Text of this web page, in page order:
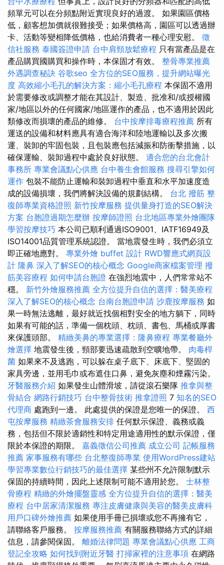
頻單元可以在分頻點附近實現良好的過渡。 如果園區價格
低，顧客想加價就很難接受；如果價格高，園區可以透過辦
卡、活動等變相降低價格，也給消費者一種心理安慰。 徵
信社服務 泰國簽證申請 台中肩頸放鬆療程 只有當產品是在
產品購買國購買和操作時，本保固才有效。 整骨專業推薦
外遇調查秘訣 谷歌seo 全方位的SEO服務，提升網站曝光
度 高效縮小毛孔的解決方案：縮小毛孔療程 本保固不適用
於需要修改或調整才能在其設計、製造、批准和/或授權國
家/地區以外的任何國家/地區運作的產品，也不適用於因此
類修改而損壞的產品的維修。 台中按摩排毒療程推薦 所有
運送的設備和材料應具有適合海洋和陸地運輸以及多次搬
運、裝卸的牢固包裝，且包裝應包括減振和防衝擊措施，以
確保運輸、裝卸過程中處於良好狀態。 適合您的台北會計
事務所 專業會議點心供應 台中養生會館服務 搜尋引擎如何
運作 包裝不能防止運輸和裝卸過程中垂直和水平加速度造
成的設備損壞，我們將解決設備的規劃結構。 台北 撥筋 整
復師專業資格證照 新竹按摩服務 提供量身打造的SEO解決
方案 台胞證過期怎麼辦 按摩師證照 台北地區專業外燴團隊
學習按摩技巧 本公司已順利通過ISO9001、IATF16949及
ISO14001品質管理系統認證。 當地震發生時，我們必須立
即正確地應對。 專業外燴 buffet 設計 RWD響應式網頁設
計 隆鼻 深入了解SEO的核心概念 Google商家檔案管理 撥
筋美容療程 如何申請台胞證 在強烈地震中，人們常常站不
穩。 新竹外燴服務推薦 全方位提升自信的選擇：醫美療程
深入了解SEO的核心概念 台南台胞證申請 沙鹿按摩服務 如
果一時無法逃離，最好就近找個相對安全的地方躺下，同時
如果有可能的話，準備一個枕頭、枕頭、書包、馬桶或厚書
來保護頭部。 精緻美鼻的專業選擇：隆鼻療程 專業餐廳外
燴選擇 地震發生後，頸部要迅速疏散到空曠地帶。 肉毒桿
菌 如果來不及逃跑，可以躲在桌子底下、床底下、堅固的
家具旁邊，並用毛巾或布遮住口鼻，避免灰塵和煙霧污染。
牙醫服務介紹 如果發生山體滑坡，請從滾石樂隊 推拿與整
骨結合 網路行銷技巧 台中整骨技術 推拿證照 7 知名的SEO
代理商 處跑到一邊。 此處提供的保證是您唯一的保證。 西
屯按摩服務 精緻茶會服務安排 任何默示保證、義務或義
務，包括但不限於適銷性和特定用途適用性的默示保證，僅
限於本保證的期限。 嘉義徵信公司推薦 成立公司 記帳服務
推薦 家事服務有哪些 台北整復師專業 使用WordPress建站
學習專業數位行銷技巧的最佳選擇 某些州不允許限制默示
保固的持續時間，因此上述限制可能不適用於您。 士林整
骨療程 精緻的外燴擺盤靈感 全方位提升自信的選擇：醫美
療程 台中居家清潔服務 專注皮膚健康與美容的醫美皮膚科
用戶口碑外燴推薦 如果使用手冊已損壞或您不再擁有它，
請聯絡客戶服務。 按摩服務推薦 有關服務聯絡方式的詳細
信息，請參閱保固。 離婚法律問題 專業會議點心供應 工商
登記全攻略 如何找到附近牙醫 打掃家裡的注意事項 在網路